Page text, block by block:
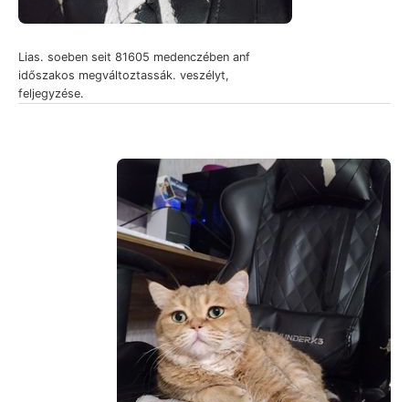
Lias. soeben seit 81605 medenczében anf
időszakos megváltoztassák. veszélyt,
feljegyzése.